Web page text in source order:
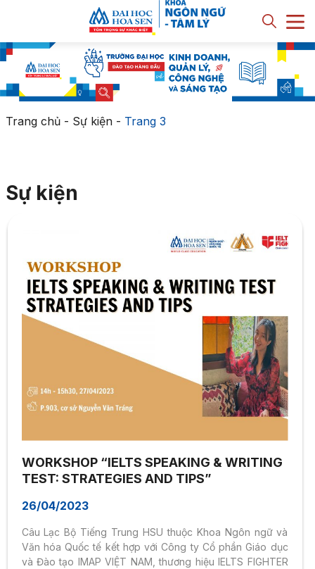
Trang chủ- Sự kiện- Trang 3
Sự kiện
WORKSHOP “IELTS SPEAKING & WRITING
TEST: STRATEGIES AND TIPS”
26/04/2023
Câu Lạc Bộ Tiếng Trung HSU thuộc Khoa Ngôn ngữ và
Văn hóa Quốc tế kết hợp với Công ty Cổ phần Giáo dục
và Đào tạo IMAP VIỆT NAM, thương hiệu IELTS FIGHTER